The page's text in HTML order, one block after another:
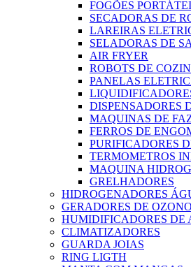
FOGÕES
SECADORAS DE
LAREIRAS
SELADORAS DE
AIR FRYER
ROBOTS DE
PANELAS
DISPENSADORES
MAQUINAS DE
FERROS DE
PURIFICADORES
TERMOMETROS
MAQUINA
GRELHADORES
HIDROGENADORES
GERADORES DE OZONO
HUMIDIFICADORES DE
CLIMATIZADORES
GUARDA JOIAS
RING LIGTH